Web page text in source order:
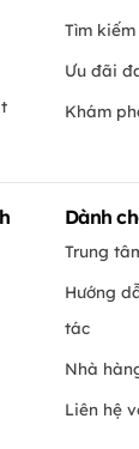
Tìm
Ưu đãi
Khám
Dành
Trung
Hướng
tác
Nhà
Liên hệ